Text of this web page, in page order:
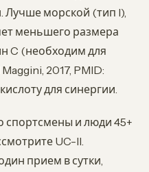
Лучше морской (тип I),
меньшего размера
C (необходим для
2017, PMID:
для синергии.
спортсмены и люди 45+
UC-II.
прием в сутки,